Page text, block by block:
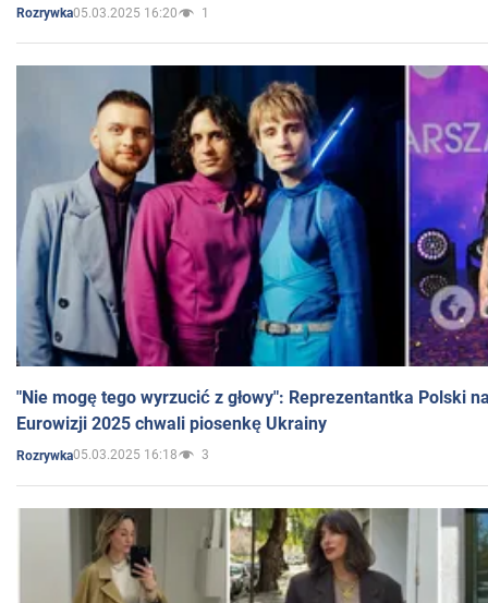
Rozrywka05.03.2025 16:20 1
"Nie mogę tego wyrzucić z głowy": Reprezentantka Polski
Eurowizji 2025 chwali piosenkę Ukrainy
Rozrywka05.03.2025 16:18 3